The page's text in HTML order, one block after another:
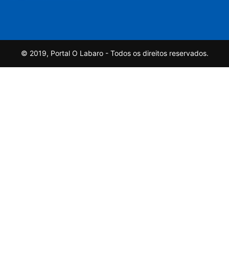
© 2019, Portal O Labaro - Todos os direitos reservados.